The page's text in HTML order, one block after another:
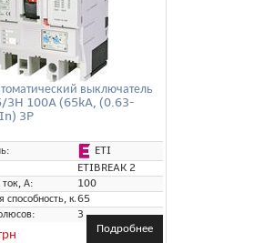
выключатель
3H 100A (65kA, (0.63-
3P
ETI
ETIBREAK 2
А:
100
кА:65
3
Подробнее